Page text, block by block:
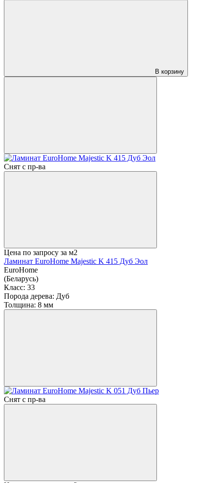
В корзину
Снят с пр-ва
Цена по запросу за м2
Ламинат EuroHome Majestic K 415 Дуб Эол
EuroHome
(Беларусь)
Класс: 33
Порода дерева: Дуб
Толщина: 8 мм
Снят с пр-ва